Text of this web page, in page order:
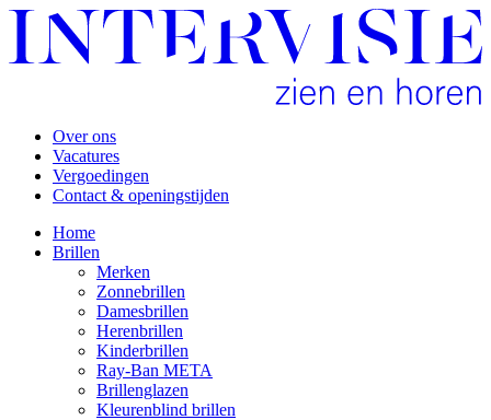
Over ons
Vacatures
Vergoedingen
Contact & openingstijden
Home
Brillen
Merken
Zonnebrillen
Damesbrillen
Herenbrillen
Kinderbrillen
Ray-Ban META
Brillenglazen
Kleurenblind brillen